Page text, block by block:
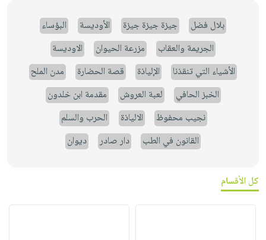
بلال فضل جيزة جيزة جيزة الأوديسة
البؤساء
الجريمة والعقاب
مزرعة الحيوان
الاوديسة
الأشياء التي تنقذنا
الإلياذة قصة الحضارة
مدن الملح
الخبز الحافي
لعبة العروش
مقدمة ابن خلدون
نجيب محفوظ
الالياذة
الحرب والسلم
القانون في الطب
دار صادر ديوان
كل الأقسام